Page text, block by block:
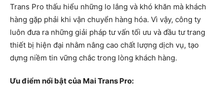
Trans Pro thấu hiểu những lo lắng và khó khăn mà khách
hàng gặp phải khi vận chuyển hàng hóa. Vì vậy, công ty
luôn đưa ra những giải pháp tư vấn tối ưu và đầu tư trang
thiết bị hiện đại nhằm nâng cao chất lượng dịch vụ, tạo
dựng niềm tin vững chắc trong lòng khách hàng.
Ưu điểm nổi bật của Mai Trans Pro: